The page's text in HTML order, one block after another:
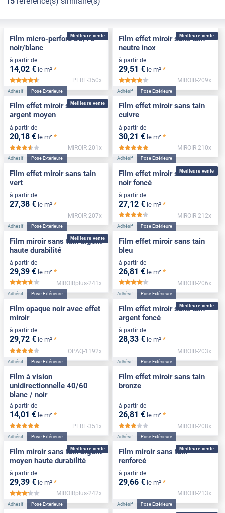
Meilleure vente
Film micro-perforé 30/70
noir/blanc
à partir de
14,02 € le m² *
*****
PERF-350x
Meilleure vente
Film effet miroir sans tain
neutre inox
à partir de
29,51 € le m² *
*****
MIROIR-209x
Meilleure vente
Adhésif Pose Extérieure
Film effet miroir sans tain
argent moyen
à partir de
20,18 € le m² *
*****
MIROIR-201x
Adhésif Pose Extérieure
Film effet miroir sans tain
cuivre
à partir de
30,21 € le m² *
MIROIR-210x
Adhésif Pose Extérieure
Film effet miroir sans tain
vert
à partir de
27,38 € le m² *
MIROIR-207x
Meilleure vente
Adhésif Pose Extérieure
Film effet miroir sans tain
noir foncé
à partir de
27,12 € le m² *
*****
MIROIR-212x
Meilleure vente
Adhésif Pose Extérieure
Film miroir sans tain argent
haute durabilité
à partir de
29,39 € le m² *
*****
MIROIRplus-241x
Adhésif Pose Extérieure
Film effet miroir sans tain
bleu
à partir de
26,81 € le m² *
*****
MIROIR-206x
Adhésif Pose Extérieure
Film opaque noir avec effet
miroir
à partir de
29,72 € le m² *
*****
OPAQ-1192x
Meilleure vente
Adhésif Pose Extérieure
Film effet miroir sans tain
argent foncé
à partir de
28,33 € le m² *
MIROIR-203x
Adhésif Pose Extérieure
Film à vision
unidirectionnelle 40/60
blanc / noir
à partir de
14,01 € le m² *
*****
PERF-351x
Adhésif Pose Extérieure
Film effet miroir sans tain
bronze
à partir de
26,81 € le m² *
*****
MIROIR-208x
Meilleure vente
Adhésif Pose Extérieure
Film miroir sans tain argent
moyen haute durabilité
à partir de
29,39 € le m² *
*****
MIROIRplus-242x
Meilleure vente
Adhésif Pose Extérieure
Film miroir sans tain
renforcé
à partir de
29,66 € le m² *
MIROIR-213x
Adhésif Pose Extérieure Adhésif Pose Extérieure